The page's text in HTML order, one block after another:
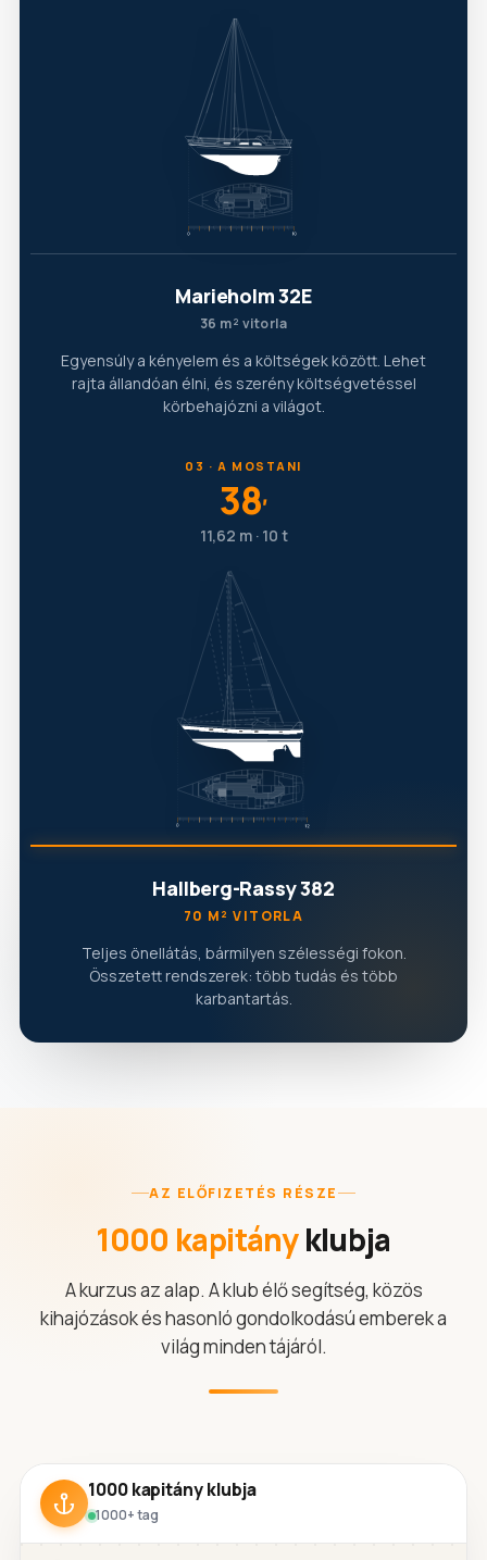
Marieholm 32E
36 m² vitorla
Egyensúly a kényelem és a költségek között. Lehet
rajta állandóan élni, és szerény költségvetéssel
körbehajózni a világot.
03 · A MOSTANI
38′
11,62 m · 10 t
Hallberg-Rassy 382
70 M² VITORLA
Teljes önellátás, bármilyen szélességi fokon.
Összetett rendszerek: több tudás és több
karbantartás.
AZ ELŐFIZETÉS RÉSZE
1000 kapitányklubja
A kurzus az alap. A klub élő segítség, közös
kihajózások és hasonló gondolkodású emberek a
világ minden tájáról.
1000 kapitány klubja
1000+ tag